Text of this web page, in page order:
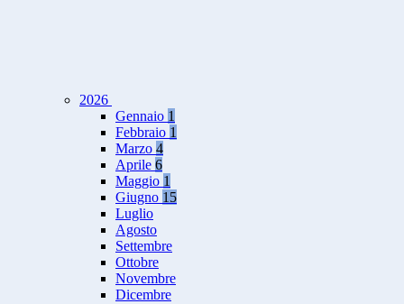
2026
Gennaio 1
Febbraio 1
Marzo 4
Aprile 6
Maggio 1
Giugno 15
Luglio
Agosto
Settembre
Ottobre
Novembre
Dicembre